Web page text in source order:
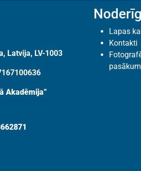
Latvija, LV-1003
Akadēmija”
Lapas
Kontakti